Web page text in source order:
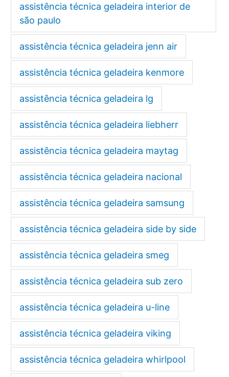
assistência técnica geladeira interior de
são paulo
assistência técnica geladeira jenn air
assistência técnica geladeira kenmore
assistência técnica geladeira lg
assistência técnica geladeira liebherr
assistência técnica geladeira maytag
assistência técnica geladeira nacional
assistência técnica geladeira samsung
assistência técnica geladeira side by side
assistência técnica geladeira smeg
assistência técnica geladeira sub zero
assistência técnica geladeira u-line
assistência técnica geladeira viking
assistência técnica geladeira whirlpool